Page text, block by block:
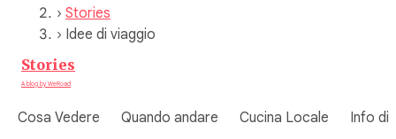
› Stories
› Idee di viaggio
Stories
A blog by WeRoad
Cosa Vedere Quando andare Cucina Locale Info di